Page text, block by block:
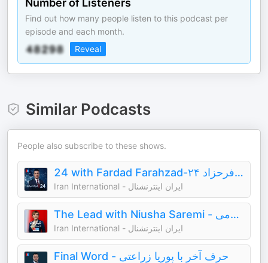
Number of Listeners
Find out how many people listen to this podcast per
episode and each month.
Reveal
Similar Podcasts
People also subscribe to these shows.
24 with Fardad Farahzad-۲۴ با فرداد فرحزاد
Iran International - ایران اینترنشنال
The Lead with Niusha Saremi - تیتر اول با نیوشا صارمی
Iran International - ایران اینترنشنال
Final Word - حرف آخر با پوریا زراعتی